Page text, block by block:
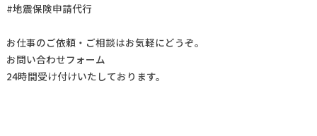
#地震保険申請代行
お仕事のご依頼・ご相談はお気軽にどうぞ。
お問い合わせフォーム
24時間受け付けいたしております。